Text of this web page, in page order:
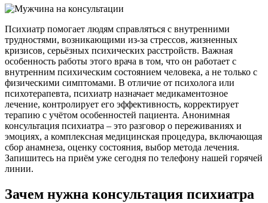
Психиатр помогает людям справляться с внутренними
трудностями, возникающими из-за стрессов, жизненных
кризисов, серьёзных психических расстройств. Важная
особенность работы этого врача в том, что он работает с
внутренним психическим состоянием человека, а не только с
физическими симптомами. В отличие от психолога или
психотерапевта, психиатр назначает медикаментозное
лечение, контролирует его эффективность, корректирует
терапию с учётом особенностей пациента. Анонимная
консультация психиатра – это разговор о переживаниях и
эмоциях, а комплексная медицинская процедура, включающая
сбор анамнеза, оценку состояния, выбор метода лечения.
Запишитесь на приём уже сегодня по телефону нашей горячей
линии.
Зачем нужна консультация психиатра